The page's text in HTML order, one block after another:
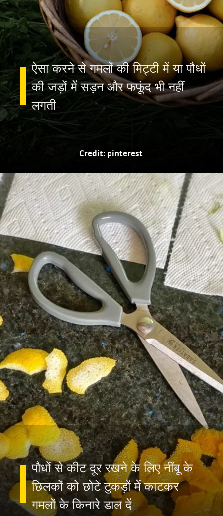
ऐसा करने से गमलों की मिट्टी में या पौधों
की जड़ों में सड़न और फफूंद भी नहीं
Credit: pinterest
पौधों से कीट दूर रखने के लिए नींबू के
छिलकों को छोटे टुकड़ों में काटकर
गमलों के किनारे डाल दें